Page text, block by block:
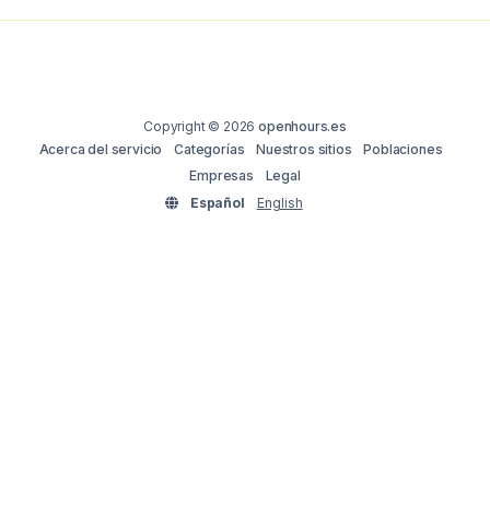
Copyright © 2026openhours.es
Acerca del servicio
Categorías Nuestros sitios
Poblaciones
Empresas
Legal
Español
English